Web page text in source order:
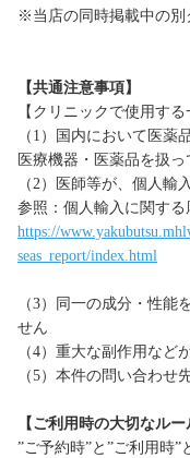
※当店の同時掲載中の別
【共通注意事項】
【クリニックで使用す
（1）国内において医薬
医療機器・医薬品を扱っ
（2）医師等が、個人輸
参照：個人輸入に関す
https://
seas_report/index.html
（3）同一の成分・性能
せん
（4）重大な副作用など
（5）本件の問い合わせ
【ご利用時の大切なルー
”ご予約時”と”ご利用時”